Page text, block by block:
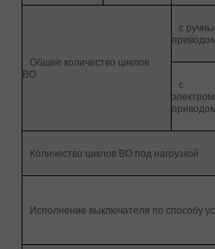
Общее количество циклов
ВО
с
приводом
с
приводом
Количество циклов ВО под нагрузкой
Исполнение выключателя по способу